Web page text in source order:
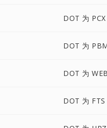
DOT 为 PCX
DOT 为
DOT 为
DOT 为 FTS